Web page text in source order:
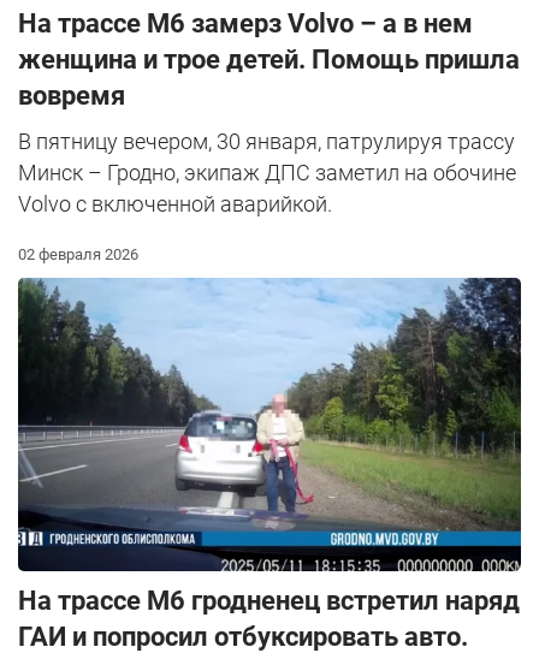
На трассе М6 замерз Volvo – а в нем
женщина и трое детей. Помощь пришла
вовремя
В пятницу вечером, 30 января, патрулируя трассу
Минск – Гродно, экипаж ДПС заметил на обочине
Volvo с включенной аварийкой.
02 февраля 2026
На трассе М6 гродненец встретил наряд
ГАИ и попросил отбуксировать авто.